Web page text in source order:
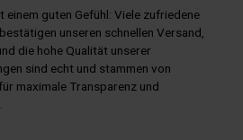
einem guten Gefühl: Viele zufriedene
unseren schnellen Versand,
die hohe Qualität unserer
sind echt und stammen von
maximale Transparenz und